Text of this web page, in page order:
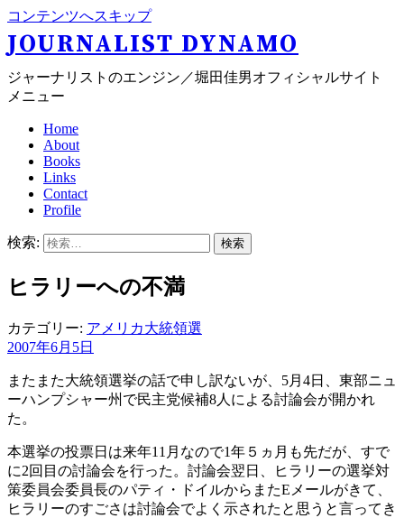
コンテンツへスキップ
JOURNALIST DYNAMO
ジャーナリストのエンジン／堀田佳男オフィシャルサイト
メニュー
Home
About
Books
Links
Contact
Profile
検索:
ヒラリーへの不満
カテゴリー: アメリカ大統領選
2007年6月5日
またまた大統領選挙の話で申し訳ないが、5月4日、東部ニュ
ーハンプシャー州で民主党候補8人による討論会が開かれ
た。
本選挙の投票日は来年11月なので1年５ヵ月も先だが、すで
に2回目の討論会を行った。討論会翌日、ヒラリーの選挙対
策委員会委員長のパティ・ドイルからまたEメールがきて、
ヒラリーのすごさは討論会でよく示されたと思うと言ってき